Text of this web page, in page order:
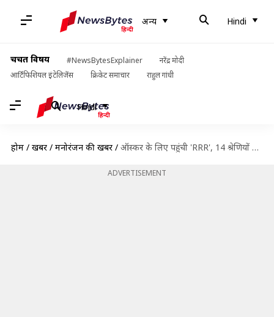
अन्य Hindi
चर्चित विषय #NewsBytesExplainer
नरेंद्र मोदी
आर्टिफिशियल इंटेलिजेंस
क्रिकेट समाचार राहुल गांधी
Hindi
होम / खबरें / मनोरंजन की खबरें / ऑस्कर के लिए पहुंची 'RRR', 14 श्रेणियों में नामांकन के लिए एंट्री
ADVERTISEMENT